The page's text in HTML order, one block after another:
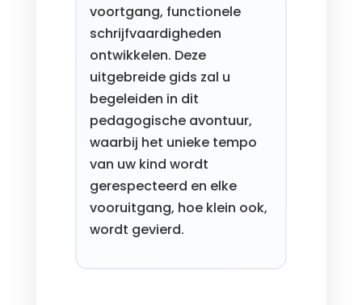
voortgang, functionele
schrijfvaardigheden
ontwikkelen. Deze
uitgebreide gids zal u
begeleiden in dit
pedagogische avontuur,
waarbij het unieke tempo
van uw kind wordt
gerespecteerd en elke
vooruitgang, hoe klein ook,
wordt gevierd.